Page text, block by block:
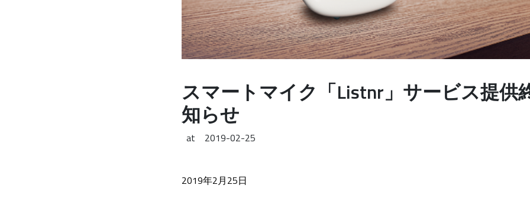
スマートマイク「Listnr」サービス提供
知らせ
at 2019-02-25
2019年2月25日